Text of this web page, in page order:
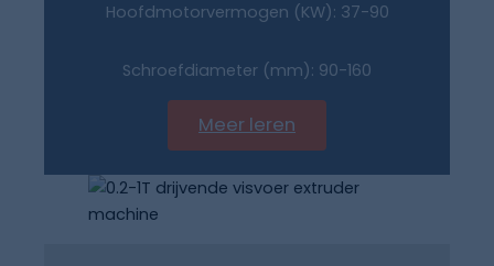
Hoofdmotorvermogen (KW): 37-90
Schroefdiameter (mm): 90-160
Meer leren